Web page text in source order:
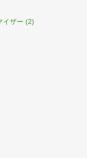
イザー (2)